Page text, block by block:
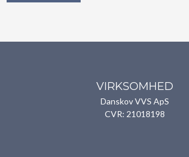
VIRKSOMHED
Danskov VVS ApS​
CVR: 21018198